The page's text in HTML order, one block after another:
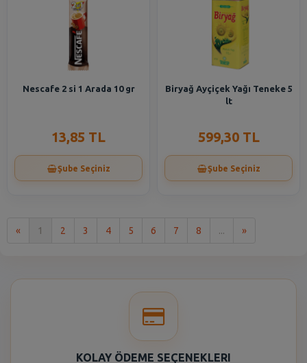
Nescafe 2 si 1 Arada 10 gr
13,85 TL
Şube Seçiniz
Biryağ Ayçiçek Yağı Teneke 5
lt
599,30 TL
Şube Seçiniz
« 1 2 3 4 5 6 7 8 ... »Son
KOLAY ÖDEME SEÇENEKLERI